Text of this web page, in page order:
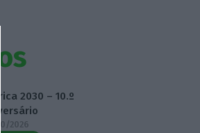
2030 – 10.º
2026